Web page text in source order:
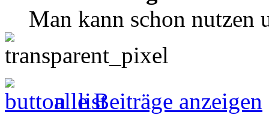
Man kann schon nutzen
alle Beiträge anzeigen